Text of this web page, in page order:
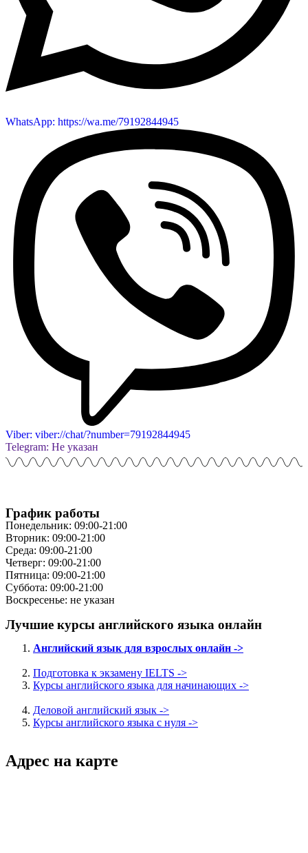
WhatsApp: https://wa.me/79192844945
Viber: viber://chat/?number=79192844945
Telegram: Не указан
График работы
Понедельник: 09:00-21:00
Вторник: 09:00-21:00
Среда: 09:00-21:00
Четверг: 09:00-21:00
Пятница: 09:00-21:00
Суббота: 09:00-21:00
Воскресенье: не указан
Лучшие курсы английского языка онлайн
Английский язык для взрослых онлайн ->
Подготовка к экзамену IELTS ->
Курсы английского языка для начинающих ->
Деловой английский язык ->
Курсы английского языка с нуля ->
Адрес на карте